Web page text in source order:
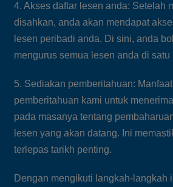
4. Akses daftar lesen anda: Setelah
disahkan, anda akan mendapat
lesen peribadi anda. Di sini, anda
mengurus semua lesen anda di
5. Sediakan pemberitahuan:
pemberitahuan kami untuk
pada masanya tentang
lesen yang akan datang. Ini
terlepas tarikh penting.
Dengan mengikuti langkah-langkah